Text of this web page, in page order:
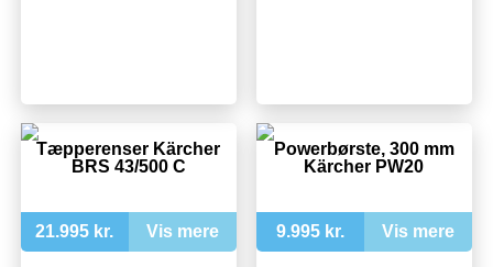
Tæpperenser Kärcher
BRS 43/500 C
21.995 kr. Vis mere
Powerbørste, 300 mm
Kärcher PW20
9.995 kr. Vis mere